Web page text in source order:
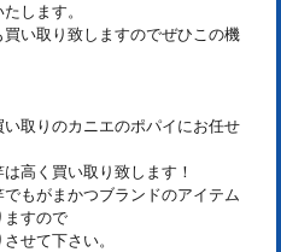
します。
い取り致しますのでぜひこの機
取りのカニエのポパイにお任せ
高く買い取り致します！
もがまかつブランドのアイテム
ますので
せて下さい。